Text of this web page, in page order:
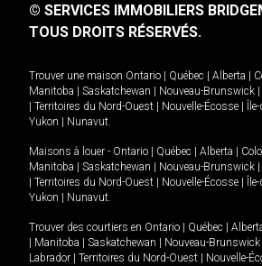
© SERVICES IMMOBILIERS
TOUS DROITS RÉSERVÉS.
Trouver une maison Ontario Québec Alberta
Manitoba
Saskatchewan Nouveau-Brunswick
Territoires du Nord-Ouest Nouvelle-Écosse
Yukon
Nunavut.
Maisons à louer - Ontario Québec Alberta
Manitoba
Saskatchewan Nouveau-Brunswick
Territoires du Nord-Ouest Nouvelle-Écosse
Yukon
Nunavut.
Trouver des courtiers en Ontario Québec
Manitoba Saskatchewan Nouveau-Brunswick
Labrador
Territoires du Nord-Ouest Nouvelle-